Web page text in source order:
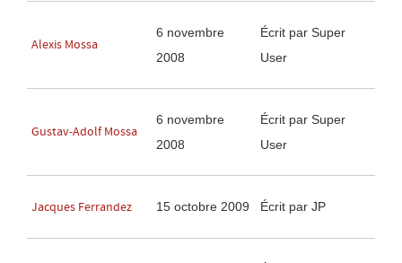
Alexis Mossa
6 novembre
2008
Écrit par Super
User
Gustav-Adolf Mossa
6 novembre
2008
Écrit par Super
User
Jacques Ferrandez 15 octobre 2009 Écrit par JP